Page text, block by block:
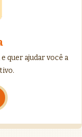
quer ajudar você a